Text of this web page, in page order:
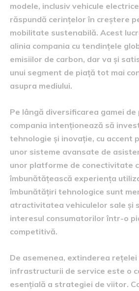
modele, inclusiv vehicule
răspundă cerințelor în creștere
mobilitate sustenabilă. Acest
alinia compania cu tendințele
emisiilor de carbon, dar va și
unui segment de piață tot mai
asupra mediului.
Pe lângă diversificarea gamei de
compania intenționează să
tehnologie și inovație, cu accent
unor sisteme avansate de
unor platforme de conectivitate
îmbunătățească experiența
îmbunătățiri tehnologice sunt
atractivitatea vehiculelor sale și
interesul consumatorilor într-o
competitivă.
De asemenea, extinderea
infrastructurii de service este o
esențială a strategiei de viitor.